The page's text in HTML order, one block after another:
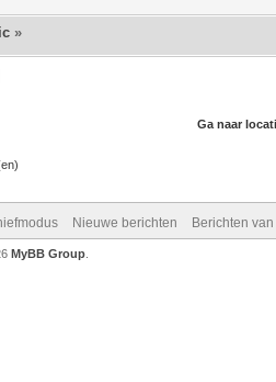
»
Ga naar
Nieuwe berichten Berichten
MyBB Group